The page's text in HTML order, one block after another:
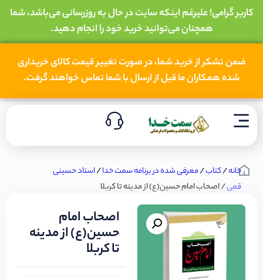
کاربر گرامی! علیرغم اینکه سایت در حال به روزرسانی می‌باشد، شما
همچنان می‌توانید خرید خود را انجام دهید.
ضمن تشکر از خرید شما، در صورت تغییر قیمت کالای خریداری
شده همکاران ما قبل از ارسال با شما تماس خواهند گرفت.
خانه/کتاب/معرفی شده در برنامه سمت خدا/استاد حسینی
قمی/ اصحاب امام حسین(ع) از مدینه تا کربلا
اصحاب امام
حسین(ع) از مدینه
تا کربلا